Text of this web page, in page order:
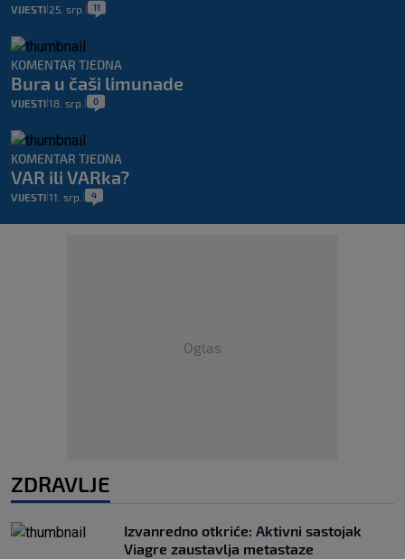
VIJESTI 25. srp. 11
KOMENTAR TJEDNA
Bura u čaši limunade
VIJESTI 18. srp. 0
KOMENTAR TJEDNA
VAR ili VARka?
VIJESTI 11. srp. 4
Oglas
ZDRAVLJE
Izvanredno otkriće: Aktivni sastojak
Viagre zaustavlja metastaze